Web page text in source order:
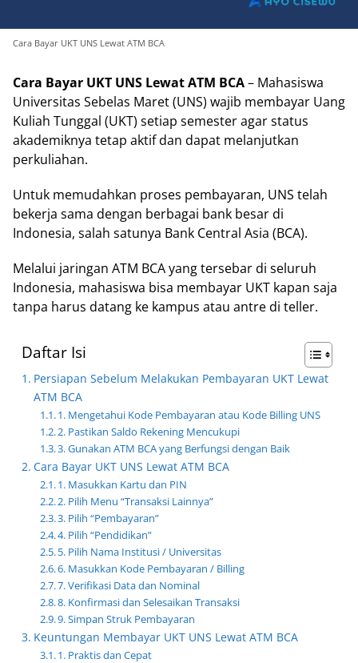
Cara Bayar UKT UNS Lewat ATM BCA
Cara Bayar UKT UNS Lewat ATM BCA– Mahasiswa
Universitas Sebelas Maret (UNS) wajib membayar Uang
Kuliah Tunggal (UKT) setiap semester agar status
akademiknya tetap aktif dan dapat melanjutkan
perkuliahan.
Untuk memudahkan proses pembayaran, UNS telah
bekerja sama dengan berbagai bank besar di
Indonesia, salah satunya Bank Central Asia (BCA).
Melalui jaringan ATM BCA yang tersebar di seluruh
Indonesia, mahasiswa bisa membayar UKT kapan saja
tanpa harus datang ke kampus atau antre di teller.
Daftar Isi
Persiapan Sebelum Melakukan Pembayaran UKT Lewat
ATM BCA
1. Mengetahui Kode Pembayaran atau Kode Billing UNS
2. Pastikan Saldo Rekening Mencukupi
3. Gunakan ATM BCA yang Berfungsi dengan Baik
Cara Bayar UKT UNS Lewat ATM BCA
1. Masukkan Kartu dan PIN
2. Pilih Menu “Transaksi Lainnya”
3. Pilih “Pembayaran”
4. Pilih “Pendidikan”
5. Pilih Nama Institusi / Universitas
6. Masukkan Kode Pembayaran / Billing
7. Verifikasi Data dan Nominal
8. Konfirmasi dan Selesaikan Transaksi
9. Simpan Struk Pembayaran
Keuntungan Membayar UKT UNS Lewat ATM BCA
1. Praktis dan Cepat